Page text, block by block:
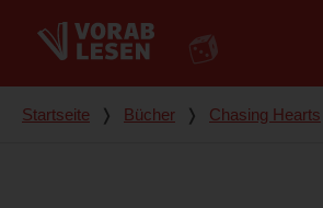
Du bist hier
Startseite ❭ Bücher ❭ Chasing Hearts